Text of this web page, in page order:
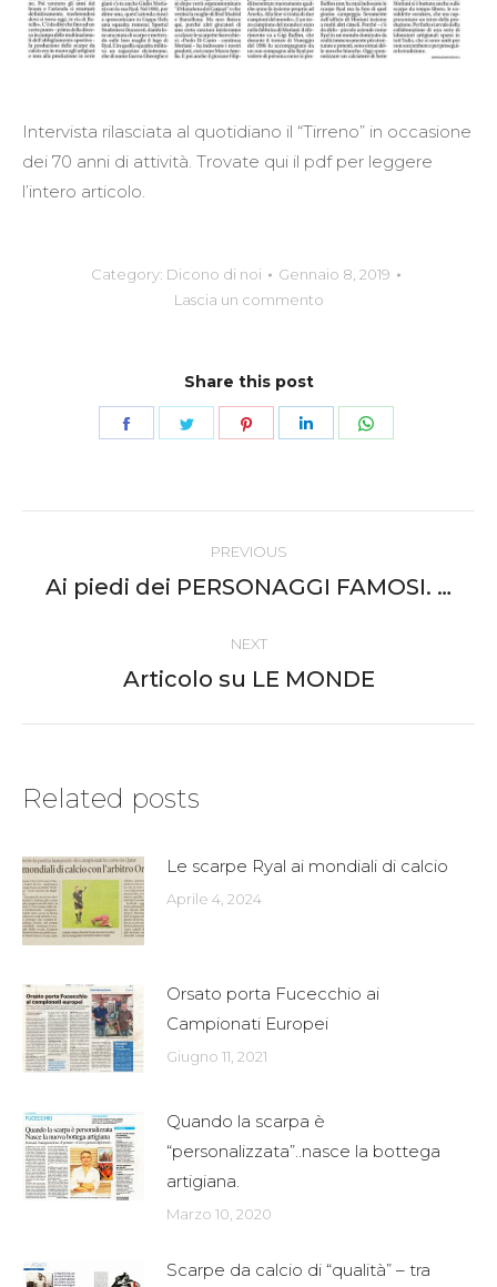
Intervista rilasciata al quotidiano il “Tirreno” in occasione
dei 70 anni di attività. Trovate qui il pdf per leggere
l’intero articolo.
Category: Dicono di noi
Gennaio 8, 2019
Lascia un commento
Share this post
Share
Share
Share
Share
navigation
PREVIOUS
Previous
Ai piedi dei PERSONAGGI FAMOSI. …
NEXT
Next
Articolo su LE MONDE
Related posts
Le scarpe Ryal ai mondiali di calcio
Aprile 4, 2024
Orsato porta Fucecchio ai
Campionati Europei
Giugno 11, 2021
Quando la scarpa è
“personalizzata”..nasce la bottega
artigiana.
Marzo 10, 2020
Scarpe da calcio di “qualità” – tra